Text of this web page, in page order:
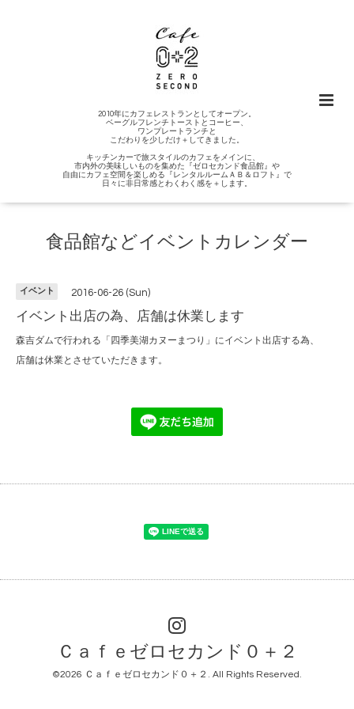
2010年にカフェレストランとしてオープン。
ベーグルフレンチトーストとコーヒー、
ワンプレートランチと
こだわりを少しだけ＋してきました。
キッチンカーで旅スタイルのカフェをメインに、
市内外の美味しいものを集めた『ゼロセカンド食品館』や
自由にカフェ空間を楽しめる『レンタルルームＡＢ＆ロフト』で
日々に非日常感とわくわく感を＋します。
食品館などイベントカレンダー
イベント 2016-06-26 (Sun)
イベント出店の為、店舗は休業します
森吉ダムで行われる「四季美湖カヌーまつり」にイベント出店する為、
店舗は休業とさせていただきます。
Ｃａｆｅゼロセカンド０＋２
©2026 Ｃａｆｅゼロセカンド０＋２ . All Rights Reserved.